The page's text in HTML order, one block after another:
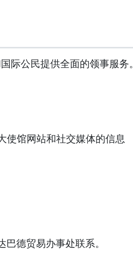
际公民提供全面的领事服务。
使馆网站和社交媒体的信息
德贸易办事处联系。